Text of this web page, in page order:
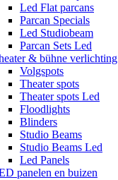
Led Flat parcans
Parcan Specials
Led Studiobeam
Parcan Sets Led
& bühne verlichting
Volgspots
Theater spots
Theater spots Led
Floodlights
Blinders
Studio Beams
Studio Beams Led
Led Panels
panelen en buizen